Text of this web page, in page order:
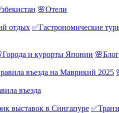
🌸Отели
отдых ✅Гастрономические
и курорты Японии 🌸Блог
въезда на Маврикий 2025
въезда
выставок в Сингапуре